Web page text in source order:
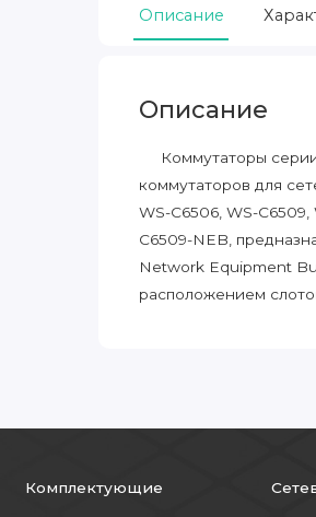
Описание
Описание
Коммутаторы серии
коммутаторов для
WS-C6506, WS-
C6509-NEB,
Network Equipment
расположением
Комплектующие